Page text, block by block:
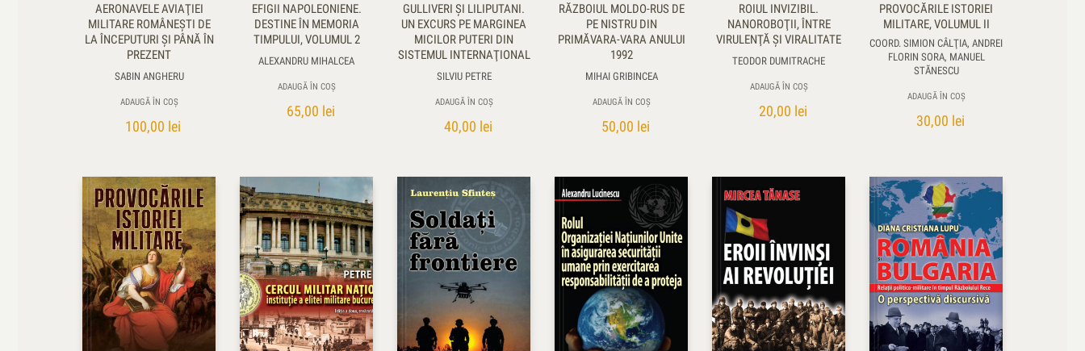
AERONAVELE AVIAŢIEI
MILITARE ROMÂNEŞTI DE
LA ÎNCEPUTURI ŞI PÂNĂ ÎN
PREZENT
SABIN ANGHERU
ADAUGĂ ÎN COȘ
100,00 lei
EFIGII NAPOLEONIENE.
DESTINE ÎN MEMORIA
TIMPULUI, VOLUMUL 2
ALEXANDRU MIHALCEA
ADAUGĂ ÎN COȘ
65,00 lei
GULLIVERI ŞI LILIPUTANI.
UN EXCURS PE MARGINEA
MICILOR PUTERI DIN
SISTEMUL INTERNAŢIONAL
SILVIU PETRE
ADAUGĂ ÎN COȘ
40,00 lei
RĂZBOIUL MOLDO-RUS DE
PE NISTRU DIN
PRIMĂVARA-VARA ANULUI
1992
MIHAI GRIBINCEA
ADAUGĂ ÎN COȘ
50,00 lei
ROIUL INVIZIBIL.
NANOROBOŢII, ÎNTRE
VIRULENŢĂ ŞI VIRALITATE
TEODOR DUMITRACHE
ADAUGĂ ÎN COȘ
20,00 lei
PROVOCĂRILE ISTORIEI
MILITARE, VOLUMUL II
COORD. SIMION CÂLŢIA, ANDREI
FLORIN SORA, MANUEL
STĂNESCU
ADAUGĂ ÎN COȘ
30,00 lei